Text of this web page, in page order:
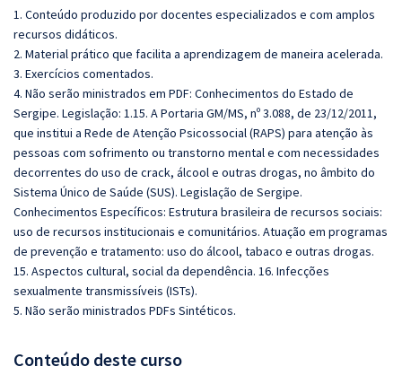
1. Conteúdo produzido por docentes especializados e com amplos
recursos didáticos.
2. Material prático que facilita a aprendizagem de maneira acelerada.
3. Exercícios comentados.
4. Não serão ministrados em PDF: Conhecimentos do Estado de
Sergipe. Legislação: 1.15. A Portaria GM/MS, nº 3.088, de 23/12/2011,
que institui a Rede de Atenção Psicossocial (RAPS) para atenção às
pessoas com sofrimento ou transtorno mental e com necessidades
decorrentes do uso de crack, álcool e outras drogas, no âmbito do
Sistema Único de Saúde (SUS). Legislação de Sergipe.
Conhecimentos Específicos: Estrutura brasileira de recursos sociais:
uso de recursos institucionais e comunitários. Atuação em programas
de prevenção e tratamento: uso do álcool, tabaco e outras drogas.
15. Aspectos cultural, social da dependência. 16. Infecções
sexualmente transmissíveis (ISTs).
5. Não serão ministrados PDFs Sintéticos.
Conteúdo deste curso